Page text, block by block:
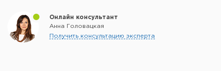
Онлайн консультант
Анна Головацкая
Получить консультацию эксперта